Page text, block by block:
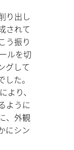
り出し
されて
う振り
ルを切
グして
た。
より、
ように
、外観
にシン